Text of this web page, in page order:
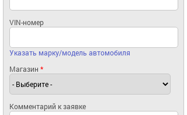
VIN-номер
Указать марку/модель автомобиля
Магазин *
Комментарий к заявке